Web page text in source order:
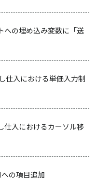
への埋め込み変数に「送
仕入における単価入力制
仕入におけるカーソル移
の項目追加